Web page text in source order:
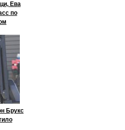
Ева
по
Брукс